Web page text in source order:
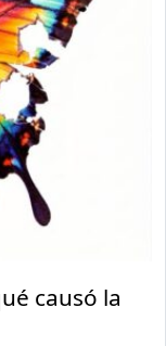
causó la